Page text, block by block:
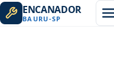
ENCANADOR
BAURU-SP